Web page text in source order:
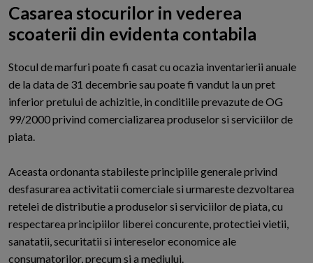
Casarea stocurilor in vederea
scoaterii din evidenta contabila
Stocul de marfuri poate fi casat cu ocazia inventarierii anuale
de la data de 31 decembrie sau poate fi vandut la un pret
inferior pretului de achizitie, in conditiile prevazute de OG
99/2000 privind comercializarea produselor si serviciilor de
piata.
Aceasta ordonanta stabileste principiile generale privind
desfasurarea activitatii comerciale si urmareste dezvoltarea
retelei de distributie a produselor si serviciilor de piata, cu
respectarea principiilor liberei concurente, protectiei vietii,
sanatatii, securitatii si intereselor economice ale
consumatorilor, precum si a mediului.